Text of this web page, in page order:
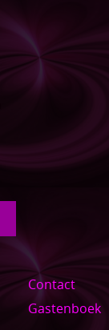
Contact
Gastenboek